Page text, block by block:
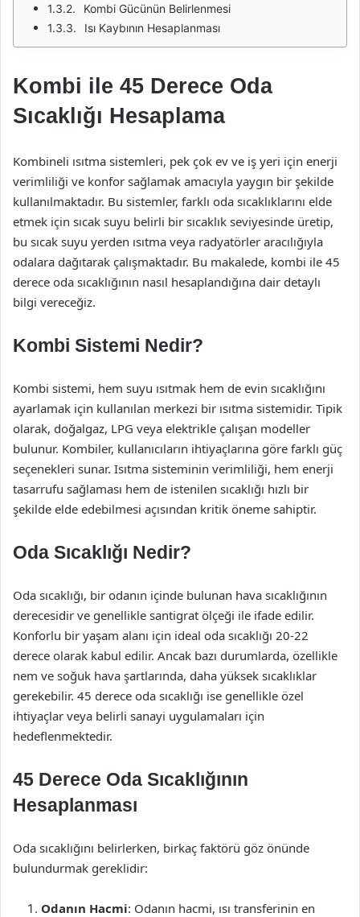
Kombi Gücünün Belirlenmesi
Isı Kaybının Hesaplanması
Kombi ile 45 Derece Oda
Sıcaklığı Hesaplama
Kombineli ısıtma sistemleri, pek çok ev ve iş yeri için enerji
verimliliği ve konfor sağlamak amacıyla yaygın bir şekilde
kullanılmaktadır. Bu sistemler, farklı oda sıcaklıklarını elde
etmek için sıcak suyu belirli bir sıcaklık seviyesinde üretip,
bu sıcak suyu yerden ısıtma veya radyatörler aracılığıyla
odalara dağıtarak çalışmaktadır. Bu makalede, kombi ile 45
derece oda sıcaklığının nasıl hesaplandığına dair detaylı
bilgi vereceğiz.
Kombi Sistemi Nedir?
Kombi sistemi, hem suyu ısıtmak hem de evin sıcaklığını
ayarlamak için kullanılan merkezi bir ısıtma sistemidir. Tipik
olarak, doğalgaz, LPG veya elektrikle çalışan modeller
bulunur. Kombiler, kullanıcıların ihtiyaçlarına göre farklı güç
seçenekleri sunar. Isıtma sisteminin verimliliği, hem enerji
tasarrufu sağlaması hem de istenilen sıcaklığı hızlı bir
şekilde elde edebilmesi açısından kritik öneme sahiptir.
Oda Sıcaklığı Nedir?
Oda sıcaklığı, bir odanın içinde bulunan hava sıcaklığının
derecesidir ve genellikle santigrat ölçeği ile ifade edilir.
Konforlu bir yaşam alanı için ideal oda sıcaklığı 20-22
derece olarak kabul edilir. Ancak bazı durumlarda, özellikle
nem ve soğuk hava şartlarında, daha yüksek sıcaklıklar
gerekebilir. 45 derece oda sıcaklığı ise genellikle özel
ihtiyaçlar veya belirli sanayi uygulamaları için
hedeflenmektedir.
45 Derece Oda Sıcaklığının
Hesaplanması
Oda sıcaklığını belirlerken, birkaç faktörü göz önünde
bulundurmak gereklidir:
Odanın Hacmi: Odanın hacmi, ısı transferinin en